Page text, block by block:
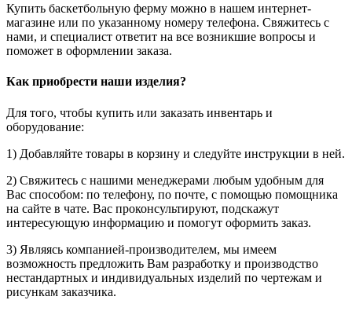
Купить баскетбольную ферму можно в нашем интернет-
магазине или по указанному номеру телефона. Свяжитесь с
нами, и специалист ответит на все возникшие вопросы и
поможет в оформлении заказа.
Как приобрести наши изделия?
Для того, чтобы купить или заказать инвентарь и
оборудование:
1) Добавляйте товары в корзину и следуйте инструкции в ней.
2) Свяжитесь с нашими менеджерами любым удобным для
Вас способом: по телефону, по почте, с помощью помощника
на сайте в чате. Вас проконсультируют, подскажут
интересующую информацию и помогут оформить заказ.
3) Являясь компанией-производителем, мы имеем
возможность предложить Вам разработку и производство
нестандартных и индивидуальных изделий по чертежам и
рисункам заказчика.